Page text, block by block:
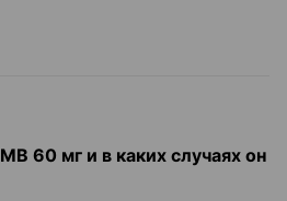
МВ 60 мг и в каких случаях он